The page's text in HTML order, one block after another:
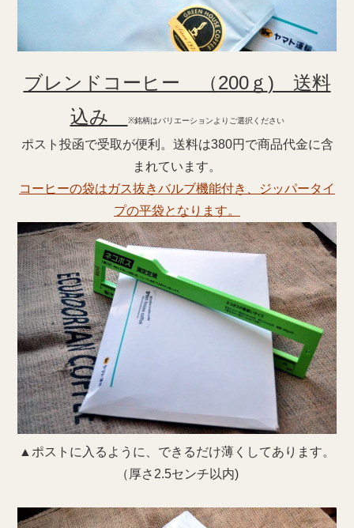
ブレンドコーヒー （200ｇ ) 送料
込み
※銘柄はバリエーションよりご選択ください
ポスト投函で受取が便利。送料は380円で商品代金に含
まれています。
コーヒーの袋はガス抜きバルブ機能付き、ジッパータイ
プの平袋となります。
▲ポストに入るように、できるだけ薄くしてあります。
（厚さ2.5センチ以内)